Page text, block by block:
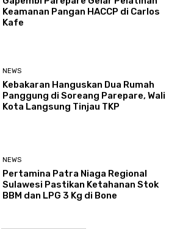
Keamanan Pangan HACCP di Carlos
Kafe
NEWS
Kebakaran Hanguskan Dua Rumah
Panggung di Soreang Parepare, Wali
Kota Langsung Tinjau TKP
NEWS
Pertamina Patra Niaga Regional
Sulawesi Pastikan Ketahanan Stok
BBM dan LPG 3 Kg di Bone